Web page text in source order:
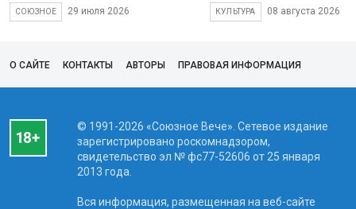
СОЮЗНОЕ 29 июля 2026 КУЛЬТУРА 08 августа 2026
О САЙТЕ КОНТАКТЫ АВТОРЫ ПРАВОВАЯ ИНФОРМАЦИЯ
© 1991-2026 «Союзное Вече». Сетевое издание
зарегистрировано роскомнадзором,
свидетельство эл № фc77-52606 от 25 января
2013 года.
Вся информация, размещенная на веб-сайте